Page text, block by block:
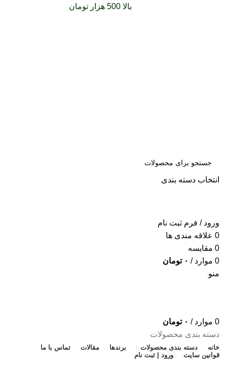
بالا 500 هزار تومان
انتخاب دسته بندی
ورود / فرم ثبت نام
0 علاقه مندی ها
0 مقایسه
0 موارد / ۰ تومان
منو
0 موارد / ۰ تومان
دسته بندی محصولات
خانه دسته بندی محصولات برندها مقالات
تماس با ما
قوانین سایت
ورود | ثبت نام